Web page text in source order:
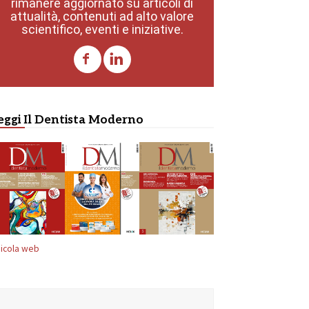
rimanere aggiornato su articoli di
attualità, contenuti ad alto valore
scientifico, eventi e iniziative.
Il Dentista Moderno
web